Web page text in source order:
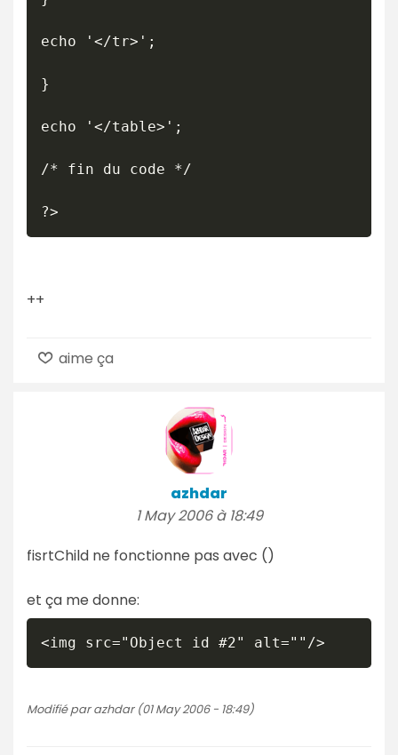
echo '</tr>';
}
echo '</table>';
/* fin du code */
?>
++
aime ça
azhdar
1 May 2006 à 18:49
fisrtChild ne fonctionne pas avec ()
et ça me donne:
<img src="Object id #2" alt=""/>
Modifié par azhdar (01 May 2006 - 18:49)